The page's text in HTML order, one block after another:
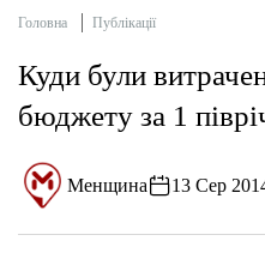
Головна Публікації
Куди були
бюджету за 1
Менщина 13 Сер